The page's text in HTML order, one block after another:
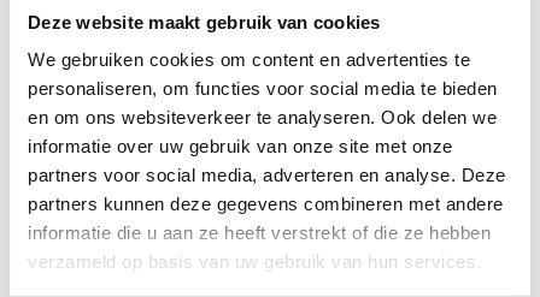
Deze website maakt gebruik van cookies
We gebruiken cookies om content en advertenties te
personaliseren, om functies voor social media te bieden
en om ons websiteverkeer te analyseren. Ook delen we
informatie over uw gebruik van onze site met onze
partners voor social media, adverteren en analyse. Deze
partners kunnen deze gegevens combineren met andere
informatie die u aan ze heeft verstrekt of die ze hebben
verzameld op basis van uw gebruik van hun services.
Sophie van der Most, zal Aline Kootstra (rechts op de
foto) in ieder geval meer tegenstand krijgen dan een jaar
geleden.
Het autovrije Tom Dumoulin Bike Park is alweer voor het
derde jaar het strijdtoneel voor het NK over de
sprintafstand. Het NK werd de afgelopen twee jaar
georganiseerd door Armand van der Smissen en het
bondsbureau, maar is nu overgenomen door Triathlon